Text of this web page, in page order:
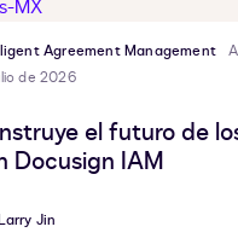
Agreement Management
de 2026
el futuro de
Docusign IAM
Jin